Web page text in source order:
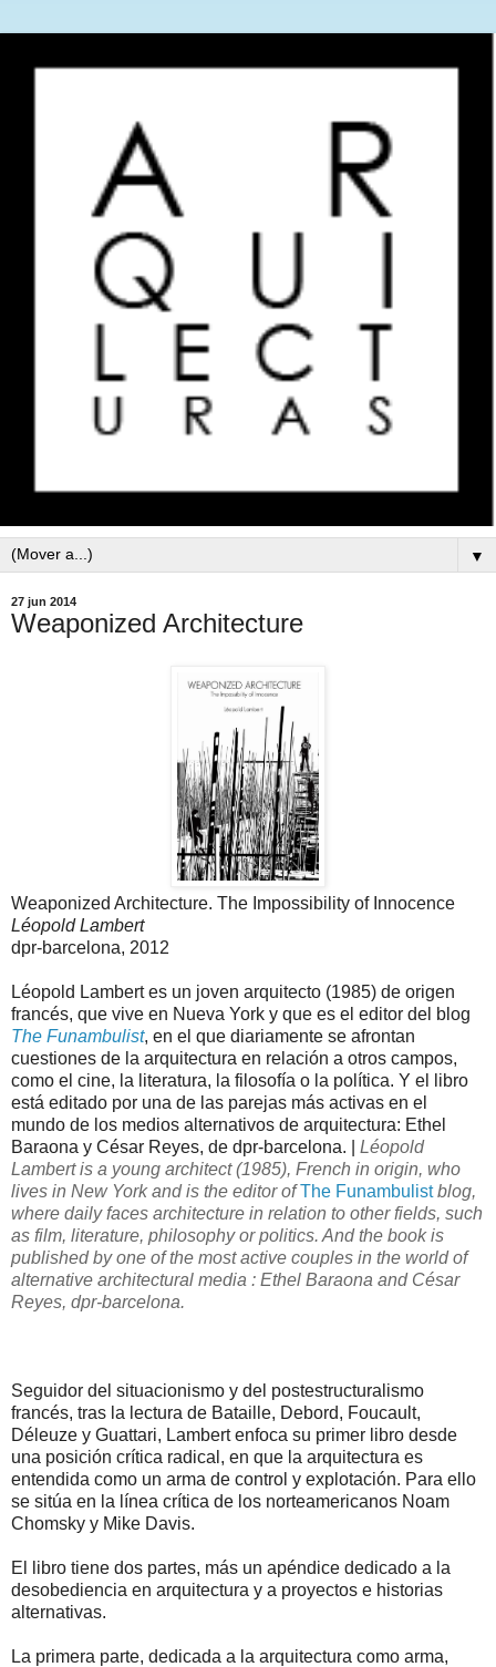
▼
27 jun 2014
Weaponized Architecture
Weaponized Architecture. The Impossibility of Innocence
Léopold Lambert
dpr-barcelona, 2012
Léopold Lambert es un joven arquitecto (1985) de origen
francés, que vive en Nueva York y que es el editor del blog
The Funambulist, en el que diariamente se afrontan
cuestiones de la arquitectura en relación a otros campos,
como el cine, la literatura, la filosofía o la política. Y el libro
está editado por una de las parejas más activas en el
mundo de los medios alternativos de arquitectura: Ethel
Baraona y César Reyes, de dpr-barcelona. | Léopold
Lambert is a young architect (1985), French in origin, who
lives in New York and is the editor of The Funambulist blog,
where daily faces architecture in relation to other fields, such
as film, literature, philosophy or politics. And the book is
published by one of the most active couples in the world of
alternative architectural media : Ethel Baraona and César
Reyes, dpr-barcelona.
Seguidor del situacionismo y del postestructuralismo
francés, tras la lectura de Bataille, Debord, Foucault,
Déleuze y Guattari, Lambert enfoca su primer libro desde
una posición crítica radical, en que la arquitectura es
entendida como un arma de control y explotación. Para ello
se sitúa en la línea crítica de los norteamericanos Noam
Chomsky y Mike Davis.
El libro tiene dos partes, más un apéndice dedicado a la
desobediencia en arquitectura y a proyectos e historias
alternativas.
La primera parte, dedicada a la arquitectura como arma,